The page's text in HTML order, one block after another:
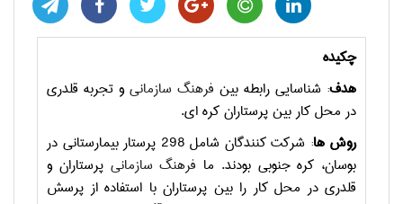
چکیده
هدف: شناسایی رابطه بین فرهنگ سازمانیو تجربه قلدری
در محل کار بین پرستاران کره ای.
روش ها
: شرکت کنندگان شامل 298 پرستار بیمارستانی در
بوسان، کره جنوبی بودند. ما فرهنگ سازمانی پرستاران و
قلدری در محل کار را بین پرستاران با استفاده از پرسش